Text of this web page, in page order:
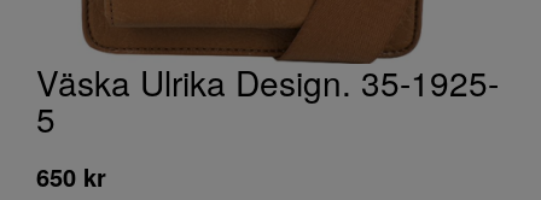
Väska Ulrika Design. 35-1925-
5
650 kr